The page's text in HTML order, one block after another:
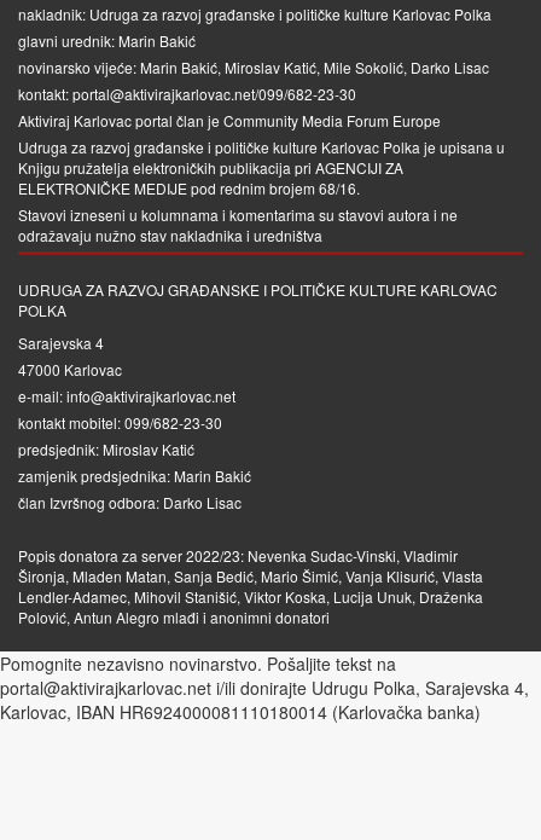
nakladnik: Udruga za razvoj građanske i političke kulture Karlovac Polka
glavni urednik: Marin Bakić
novinarsko vijeće: Marin Bakić, Miroslav Katić, Mile Sokolić, Darko Lisac
kontakt: portal@aktivirajkarlovac.net/099/682-23-30
Aktiviraj Karlovac portal član je Community Media Forum Europe
Udruga za razvoj građanske i političke kulture Karlovac Polka je upisana u
Knjigu pružatelja elektroničkih publikacija pri AGENCIJI ZA
ELEKTRONIČKE MEDIJEpod rednim brojem 68/16.
Stavovi izneseni u kolumnama i komentarima su stavovi autora i ne
odražavaju nužno stav nakladnika i uredništva
UDRUGA ZA RAZVOJ GRAĐANSKE I POLITIČKE KULTURE KARLOVAC
POLKA
Sarajevska 4
47000 Karlovac
e-mail: info@aktivirajkarlovac.net
kontakt mobitel: 099/682-23-30
predsjednik: Miroslav Katić
zamjenik predsjednika: Marin Bakić
član Izvršnog odbora: Darko Lisac
Popis donatora za server 2022/23: Nevenka Sudac-Vinski, Vladimir
Šironja, Mladen Matan, Sanja Bedić, Mario Šimić, Vanja Klisurić, Vlasta
Lendler-Adamec, Mihovil Stanišić, Viktor Koska, Lucija Unuk, Draženka
Polović, Antun Alegro mlađi i anonimni donatori
Pomognite nezavisno novinarstvo. Pošaljite tekst na
portal@aktivirajkarlovac.net i/ili donirajte Udrugu Polka, Sarajevska 4,
Karlovac, IBAN HR6924000081110180014 (Karlovačka banka)